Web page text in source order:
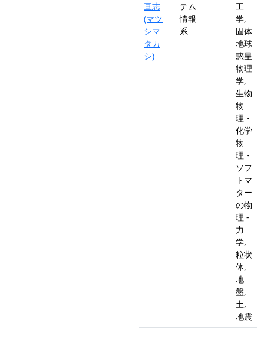
亘志
(マツ
シマ
タカ
シ)
テム
情報
系
工
学,
固体
地球
惑星
物理
学,
生物
物
理・
化学
物
理・
ソフ
トマ
ター
の物
理 -
力
学,
粒状
体,
地
盤,
土,
地震